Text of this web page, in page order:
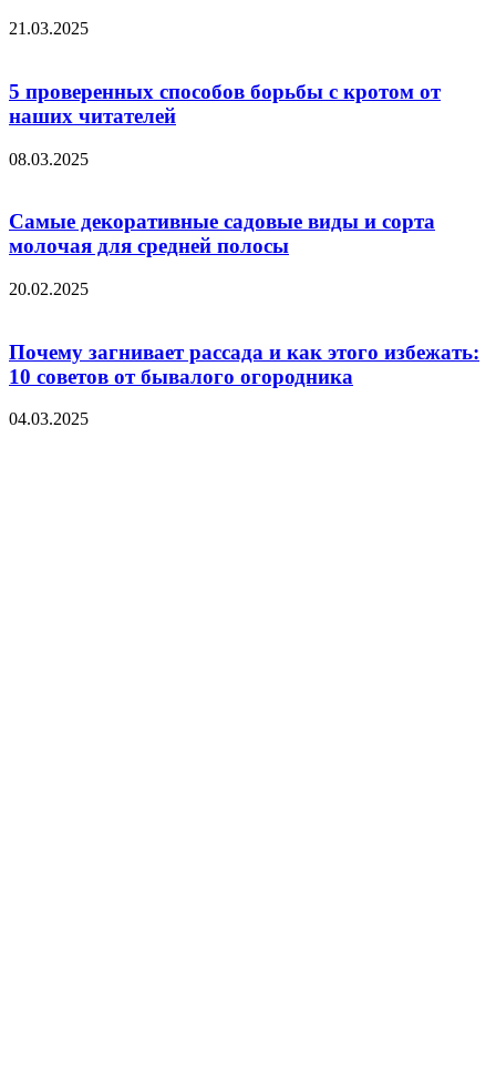
21.03.2025
5 проверенных способов борьбы с кротом от
наших читателей
08.03.2025
Самые декоративные садовые виды и сорта
молочая для средней полосы
20.02.2025
Почему загнивает рассада и как этого избежать:
10 советов от бывалого огородника
04.03.2025